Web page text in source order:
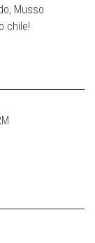
Musso
chile!